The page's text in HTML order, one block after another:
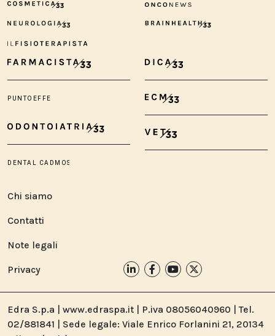
Chi siamo
Contatti
Note legali
Privacy
Edra S.p.a | www.edraspa.it | P.iva 08056040960 | Tel.
02/881841 | Sede legale: Viale Enrico Forlanini 21, 20134